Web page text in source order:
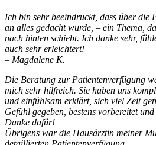
Ich bin sehr beeindruckt, dass über die
an alles gedacht wurde, – ein Thema,
nach hinten schiebt. Ich danke sehr,
auch sehr erleichtert!
– Magdalene K.
Die Beratung zur Patientenverfügung
mich sehr hilfreich. Sie haben uns
und einfühlsam erklärt, sich viel Zeit
Gefühl gegeben, bestens vorbereitet
Danke dafür!
Übrigens war die Hausärztin meiner